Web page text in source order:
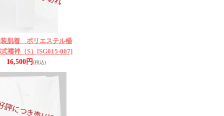
肌着 ポリエステル楊
襦袢（S） [SG015-007]
16,500円(税込)